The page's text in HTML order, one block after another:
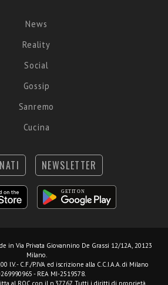
News
Reality
Social
Gossip
Sanremo
Cucina
NEWSLETTER
in Via Privata Giovannino De Grassi 12/12A, 20123
Milano.
I.V. - C.F./P.IVA ed iscrizione alla C.C.I.A.A. di Milano
- REA MI-2519578.